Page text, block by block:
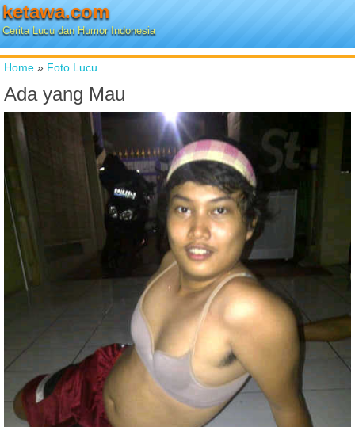
ketawa.com
Cerita Lucu dan Humor Indonesia
Home » Foto Lucu
Ada yang Mau